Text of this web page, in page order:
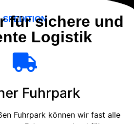
SPEDITION
für sichere und
Logistik
Fuhrpark
Fuhrpark können wir fast alle